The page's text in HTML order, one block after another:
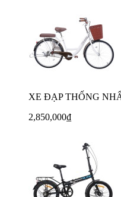
XE ĐẠP THỐNG
2,850,000₫